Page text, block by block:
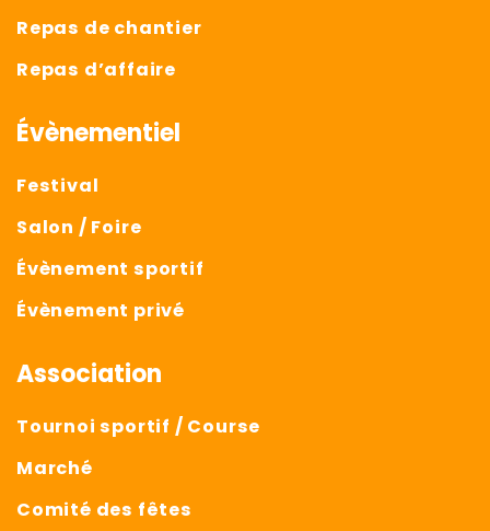
Repas de chantier
Repas d’affaire
Évènementiel
Festival
Salon / Foire
Évènement sportif
Évènement privé
Association
Tournoi sportif / Course
Marché
Comité des fêtes